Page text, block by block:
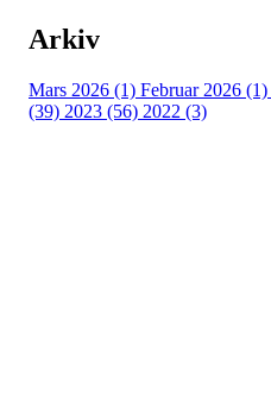
Arkiv
Mars 2026 (1) Februar 2026 (1)
(39) 2023 (56) 2022 (3)